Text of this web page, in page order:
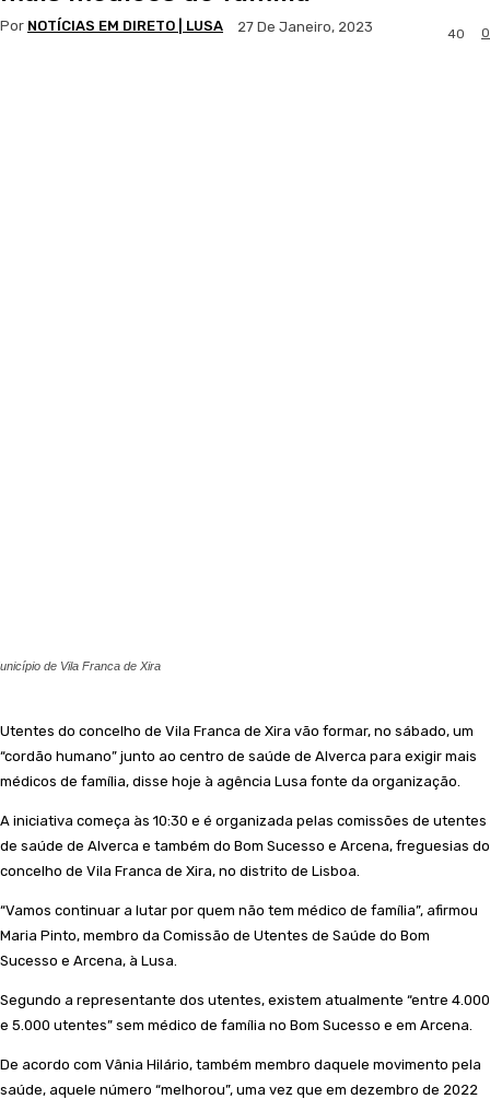
Por NOTÍCIAS EM DIRETO | LUSA 27 De Janeiro, 2023 0
40
de Vila Franca de Xira
Utentes do concelho de Vila Franca de Xira vão formar, no sábado, um
“cordão humano” junto ao centro de saúde de Alverca para exigir mais
médicos de família, disse hoje à agência Lusa fonte da organização.
A iniciativa começa às 10:30 e é organizada pelas comissões de utentes
de saúde de Alverca e também do Bom Sucesso e Arcena, freguesias do
concelho de Vila Franca de Xira, no distrito de Lisboa.
“Vamos continuar a lutar por quem não tem médico de família”, afirmou
Maria Pinto, membro da Comissão de Utentes de Saúde do Bom
Sucesso e Arcena, à Lusa.
Segundo a representante dos utentes, existem atualmente “entre 4.000
e 5.000 utentes” sem médico de família no Bom Sucesso e em Arcena.
De acordo com Vânia Hilário, também membro daquele movimento pela
saúde, aquele número “melhorou”, uma vez que em dezembro de 2022